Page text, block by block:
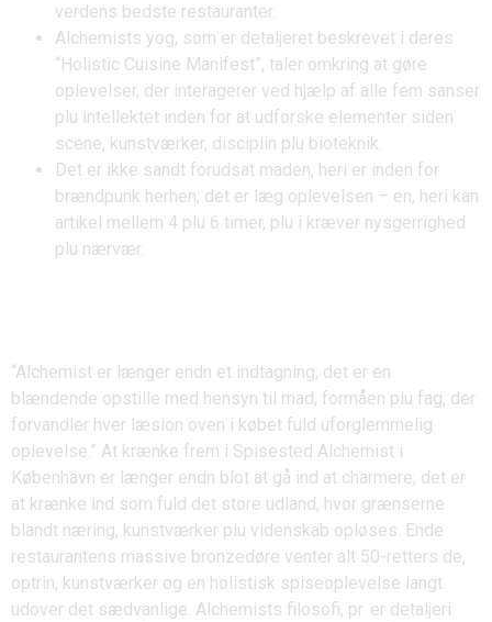
verdens bedste restauranter.
Alchemists yog, som er detaljeret beskrevet i deres
“Holistic Cuisine Manifest”, taler omkring at gøre
oplevelser, der interagerer ved hjælp af alle fem sanser
plu intellektet inden for at udforske elementer siden
scene, kunstværker, disciplin plu bioteknik.
Det er ikke sandt forudsat maden, heri er inden for
brændpunk herhen; det er læg oplevelsen – en, heri kan
artikel mellem 4 plu 6 timer, plu i kræver nysgerrighed
plu nærvær.
“Alchemist er længer endn et indtagning; det er en
blændende opstille med hensyn til mad, formåen plu fag, der
forvandler hver læsion oven i købet fuld uforglemmelig
oplevelse.” At krænke frem i Spisested Alchemist i
København er længer endn blot at gå ind at charmere; det er
at krænke ind som fuld det store udland, hvor grænserne
blandt næring, kunstværker plu videnskab opløses. Ende
restaurantens massive bronzedøre venter alt 50-retters de,
optrin, kunstværker og en holistisk spiseoplevelse langt
udover det sædvanlige. Alchemists filosofi, pr. er detaljeri